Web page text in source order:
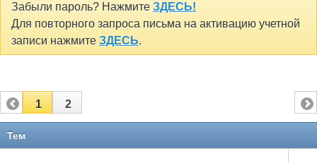
Забыли пароль? Нажмите ЗДЕСЬ!
Для повторного запроса письма на активацию учетной
записи нажмите ЗДЕСЬ.
1 2
Тем